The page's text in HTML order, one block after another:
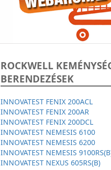
ROCKWELL
BERENDEZÉSEK
INNOVATEST FENIX 200ACL
INNOVATEST FENIX 200AR
INNOVATEST FENIX 200DCL
INNOVATEST NEMESIS 6100
INNOVATEST NEMESIS 6200
INNOVATEST NEMESIS
INNOVATEST NEXUS 605RS(B)